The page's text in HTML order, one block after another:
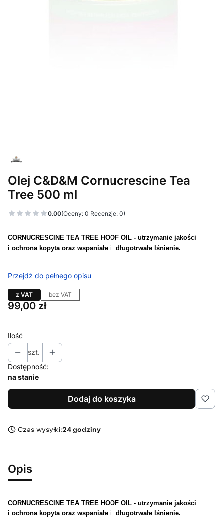
Olej C&D&M Cornucrescine Tea
Tree 500 ml
0.00(Oceny: 0 Recenzje: 0)
CORNUCRESCINE TEA TREE HOOF OIL - utrzymanie jakości
i ochrona kopyta oraz wspaniałe i długotrwałe lśnienie.
Przejdź do pełnego opisu
z VAT bez VAT
Cena
99,00 zł
Ilość
szt.
Dostępność:
na stanie
Dodaj do koszyka
Czas wysyłki:24 godziny
Opis
CORNUCRESCINE TEA TREE HOOF OIL - utrzymanie jakości
i ochrona kopyta oraz wspaniałe i długotrwałe lśnienie.